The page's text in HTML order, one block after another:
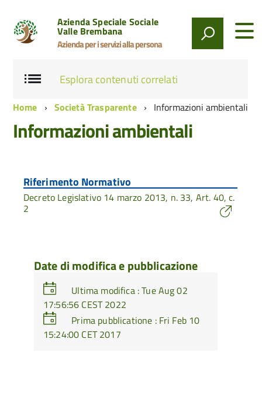
Azienda Speciale Sociale
Valle Brembana
Azienda per i servizi alla persona
Esplora contenuti correlati
Home Società Trasparente Informazioni ambientali
Informazioni ambientali
Riferimento Normativo
Decreto Legislativo 14 marzo 2013, n. 33, Art. 40, c.
2
Date di modifica e pubblicazione
Ultima modifica : Tue Aug 02
17:56:56 CEST 2022
Prima pubblicatione : Fri Feb 10
15:24:00 CET 2017